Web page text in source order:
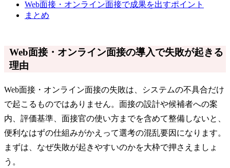
Web面接・オンライン面接で成果を出すポイント
まとめ
Web面接・オンライン面接の導入で失敗が起きる
理由
Web面接・オンライン面接の失敗は、システムの不具合だけ
で起こるものではありません。面接の設計や候補者への案
内、評価基準、面接官の使い方までを含めて整備しないと、
便利なはずの仕組みがかえって選考の混乱要因になります。
まずは、なぜ失敗が起きやすいのかを大枠で押さえましょ
う。